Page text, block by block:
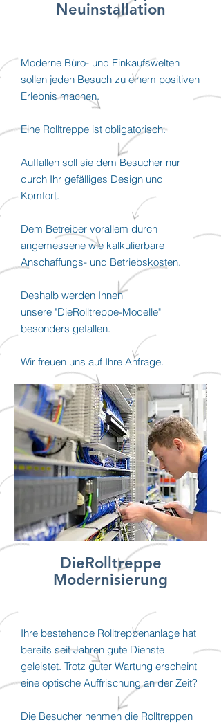
Neuinstallation
Moderne Büro- und Einkaufswelten
sollen jeden Besuch zu einem positiven
Erlebnis machen.
Eine Rolltreppe ist obligatorisch.
Auffallen soll sie dem Besucher nur
durch Ihr gefälliges Design und
Komfort.
Dem Betreiber vorallem durch
angemessene wie kalkulierbare
Anschaffungs- und Betriebskosten.
Deshalb werden Ihnen
unsere "DieRolltreppe-Modelle"
besonders gefallen.
Wir freuen uns auf Ihre Anfrage.
DieRolltreppe
Modernisierung
Ihre bestehende Rolltreppenanlage hat
bereits seit Jahren gute Dienste
geleistet. Trotz guter Wartung erscheint
eine optische Auffrischung an der Zeit?
Die Besucher nehmen die Rolltreppen